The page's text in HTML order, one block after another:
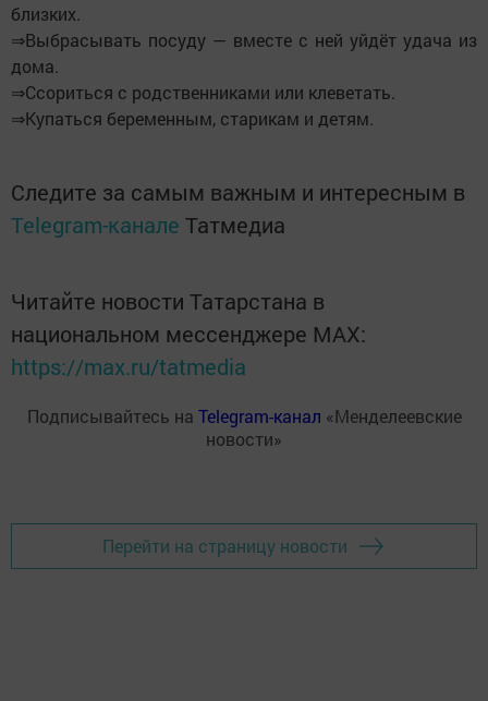
близких.
⇒Выбрасывать посуду — вместе с ней уйдёт удача из
дома.
⇒Ссориться с родственниками или клеветать.
⇒Купаться беременным, старикам и детям.
Следите за самым важным и интересным в
Telegram-канале Татмедиа
Читайте новости Татарстана в
национальном мессенджере MАХ:
https://max.ru/tatmedia
Подписывайтесь на Telegram-канал «Менделеевские
новости»
Перейти на страницу новости